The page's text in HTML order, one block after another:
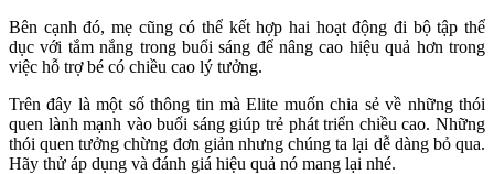
Bên cạnh đó, mẹ cũng có thể kết hợp hai hoạt động đi bộ tập thể
dục với tắm nắng trong buổi sáng để nâng cao hiệu quả hơn trong
việc hỗ trợ bé có chiều cao lý tưởng.
Trên đây là một số thông tin mà Elite muốn chia sẻ về những thói
quen lành mạnh vào buổi sáng giúp trẻ phát triển chiều cao. Những
thói quen tưởng chừng đơn giản nhưng chúng ta lại dễ dàng bỏ qua.
Hãy thử áp dụng và đánh giá hiệu quả nó mang lại nhé.